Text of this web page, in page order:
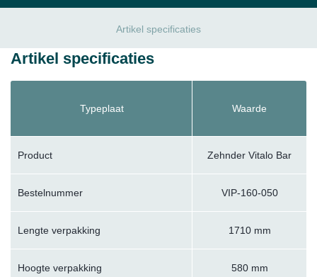
Artikel specificaties
Artikel specificaties
Typeplaat Waarde
Product Zehnder Vitalo Bar
Bestelnummer VIP-160-050
Lengte verpakking 1710 mm
Hoogte verpakking 580 mm